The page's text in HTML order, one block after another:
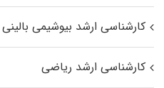
کارشناسی ارشد بیوشیمی بالینی
کارشناسی ارشد ریاضی